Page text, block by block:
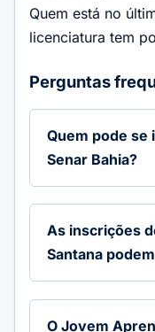
Quem está no
licenciatura tem
Perguntas
Quem pode
Senar Bahia?
As inscrições
Santana
O Jovem